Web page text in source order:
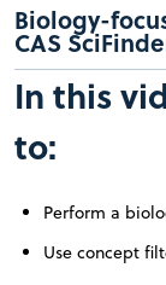
Biology-
CAS
In this
to:
Perform a
Use concept